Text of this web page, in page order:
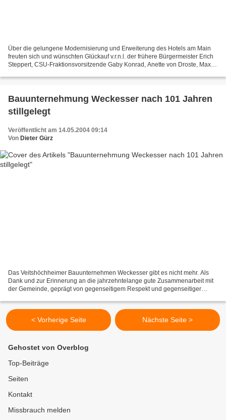
Über die gelungene Modernisierung und Erweiterung des Hotels am Main
freuten sich und wünschten Glückauf v.r.n.l. der frühere Bürgermeister Erich
Steppert, CSU-Fraktionsvorsitzende Gaby Konrad, Anette von Droste, Max
Bauunternehmung Weckesser nach 101 Jahren
stillgelegt
Veröffentlicht am 14.05.2004 09:14
Von Dieter Gürz
Das Veitshöchheimer Bauunternehmen Weckesser gibt es nicht mehr. Als
Dank und zur Erinnerung an die jahrzehntelange gute Zusammenarbeit mit
der Gemeinde, geprägt von gegenseitigem Respekt und gegenseitiger
< Vorherige Seite Nächste Seite >
Gehostet von Overblog
Top-Beiträge
Seiten
Kontakt
Missbrauch melden